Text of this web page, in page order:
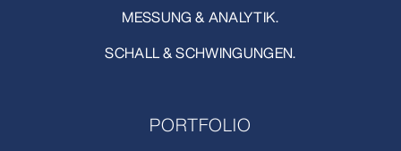
MESSUNG & ANALYTIK.
SCHALL & SCHWINGUNGEN.
PORTFOLIO